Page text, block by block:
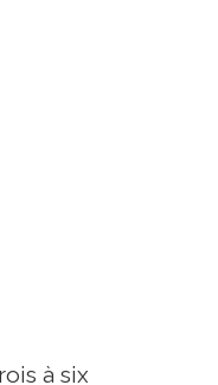
à six